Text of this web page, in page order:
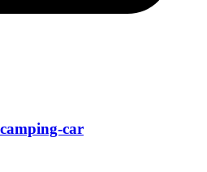
camping-car